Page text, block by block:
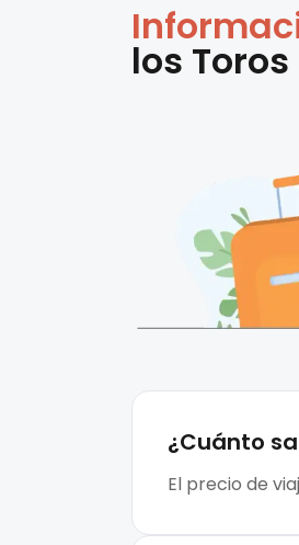
los Toros
¿Cuánto
El precio de